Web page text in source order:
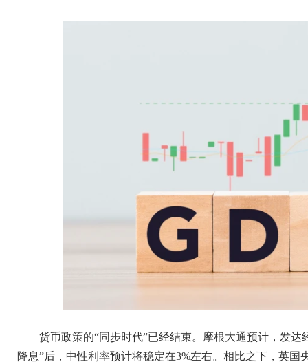
货币政策的“同步时代”已经结束。摩根大通预计，发
降息”后，中性利率预计将稳定在3%左右。相比之下，英国